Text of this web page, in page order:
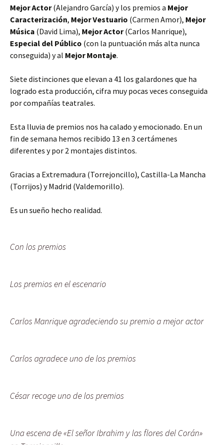
Mejor Actor(Alejandro García) y los premios a Mejor
Caracterización, Mejor Vestuario (Carmen Amor), Mejor
Música (David Lima), Mejor Actor(Carlos Manrique),
Especial del Público (con la puntuación más alta nunca
conseguida) y al Mejor Montaje.
Siete distinciones que elevan a 41 los galardones que ha
logrado esta producción, cifra muy pocas veces conseguida
por compañías teatrales.
Esta lluvia de premios nos ha calado y emocionado. En un
fin de semana hemos recibido 13 en 3 certámenes
diferentes y por 2 montajes distintos.
Gracias a Extremadura (Torrejoncillo), Castilla-La Mancha
(Torrijos) y Madrid (Valdemorillo).
Es un sueño hecho realidad.
Con los premios
Los premios en el escenario
Carlos Manrique agradeciendo su premio a mejor actor
Carlos agradece uno de los premios
César recoge uno de los premios
Una escena de «El señor Ibrahim y las flores del Corán»